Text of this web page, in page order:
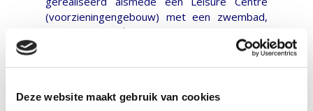
Deze website maakt gebruik van cookies
(voorzieningengebouw) met een zwembad,
restaurant en fitness ruimte. De woningen
werden aangepast aan de lokale eisen en de